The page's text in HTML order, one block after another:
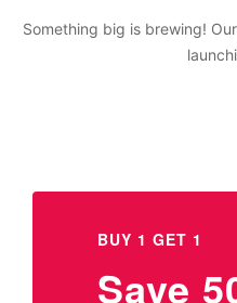
Something big is brewing!
BUY 1 GET 1
Save